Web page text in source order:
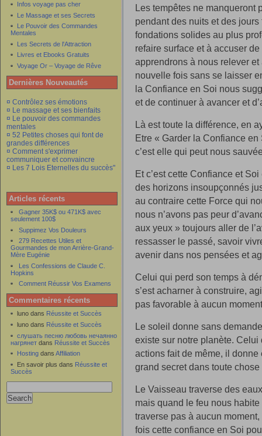
Infos voyage pas cher
Le Massage et ses Secrets
Le Pouvoir des Commandes
Mentales
Les Secrets de l'Attraction
Livres et Ebooks Gratuits
Voyage Or – Voyage de Rêve
Dernières Nouveautés
¤ Contrôlez ses émotions
¤ Le massage et ses bienfaits
¤ Le pouvoir des commandes
mentales
¤ 52 Petites choses qui font de
grandes différences
¤ Comment s'exprimer
communiquer et convaincre
¤ Les 7 Lois Eternelles du succès"
Articles récents
Gagner 35K$ ou 471K$ avec
seulement 100$
Suppimez Vos Douleurs
279 Recettes Utiles et
Gourmandes de mon Arrière-Grand-
Mère Eugénie
Les Confessions de Claude C.
Hopkins
Comment Réussir Vos Examens
Commentaires récents
luno dans Réussite et Succès
luno dans Réussite et Succès
слушать песню любовь нечаянно
нагрянет dans Réussite et Succès
Hosting dans Affiliation
En savoir plus dans Réussite et
Succès
Les tempêtes ne manqueront
pendant des nuits et des
fondations solides au plus
refaire surface et à accuser
apprendrons à nous relever
nouvelle fois sans se laisser
la Confiance en Soi nous
et de continuer à avancer et
Là est toute la différence, en
Etre « Garder la Confiance
c’est elle qui peut nous
Et c’est cette Confiance et
des horizons insoupçonnés
au contraire cette Force qui
nous n’avons pas peur
aux yeux » toujours aller de
ressasser le passé, savoir
avenir dans nos pensées et
Celui qui perd son temps à
s’est acharner à construire,
pas favorable à aucun
Le soleil donne sans
existe sur notre planète.
actions fait de même, il
grand secret dans toute
Le Vaisseau traverse des
mais quand le feu nous
traverse pas à aucun
fois cette confiance en Soi